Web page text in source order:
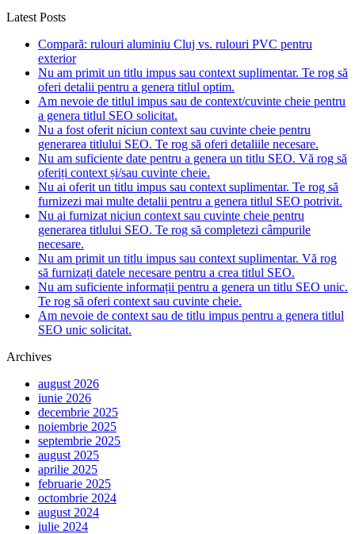
Latest Posts
Compară: rulouri aluminiu Cluj vs. rulouri PVC pentru
exterior
Nu am primit un titlu impus sau context suplimentar. Te rog să
oferi detalii pentru a genera titlul optim.
Am nevoie de titlul impus sau de context/cuvinte cheie pentru
a genera titlul SEO solicitat.
Nu a fost oferit niciun context sau cuvinte cheie pentru
generarea titlului SEO. Te rog să oferi detaliile necesare.
Nu am suficiente date pentru a genera un titlu SEO. Vă rog să
oferiți context și/sau cuvinte cheie.
Nu ai oferit un titlu impus sau context suplimentar. Te rog să
furnizezi mai multe detalii pentru a genera titlul SEO potrivit.
Nu ai furnizat niciun context sau cuvinte cheie pentru
generarea titlului SEO. Te rog să completezi câmpurile
necesare.
Nu am primit un titlu impus sau context suplimentar. Vă rog
să furnizați datele necesare pentru a crea titlul SEO.
Nu am suficiente informații pentru a genera un titlu SEO unic.
Te rog să oferi context sau cuvinte cheie.
Am nevoie de context sau de titlu impus pentru a genera titlul
SEO unic solicitat.
Archives
august 2026
iunie 2026
decembrie 2025
noiembrie 2025
septembrie 2025
august 2025
aprilie 2025
februarie 2025
octombrie 2024
august 2024
iulie 2024